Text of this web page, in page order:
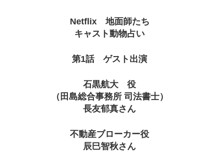
Netflix 地面師たち
キャスト動物占い
第1話 ゲスト出演
石黒航大 役
（田島総合事務所 司法書士）
長友郁真さん
不動産ブローカー役
辰巳智秋さん